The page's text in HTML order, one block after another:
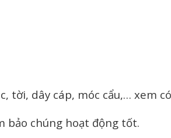
tời, dây cáp, móc cẩu,… xem
bảo chúng hoạt động tốt.